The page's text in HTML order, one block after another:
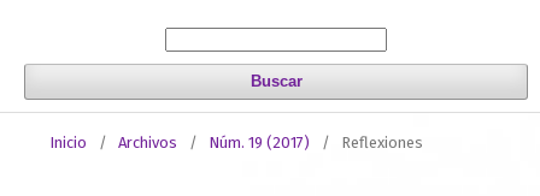
Buscar
Inicio / Archivos / Núm. 19 (2017) / Reflexiones